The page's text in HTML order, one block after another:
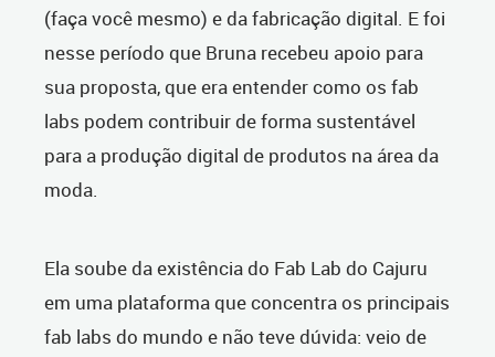
(faça você mesmo) e da fabricação digital. E foi
nesse período que Bruna recebeu apoio para
sua proposta, que era entender como os fab
labs podem contribuir de forma sustentável
para a produção digital de produtos na área da
moda.
Ela soube da existência do Fab Lab do Cajuru
em uma plataforma que concentra os principais
fab labs do mundo e não teve dúvida: veio de